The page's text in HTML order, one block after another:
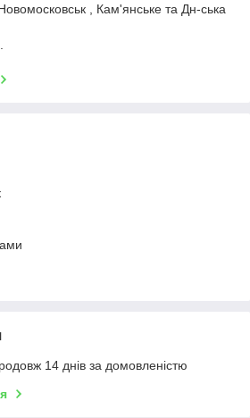
, Кам'янське та Дн-ська
14 днів за домовленістю